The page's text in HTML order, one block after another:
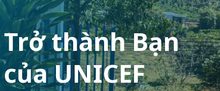
Trở thànhBạn
của UNICEF